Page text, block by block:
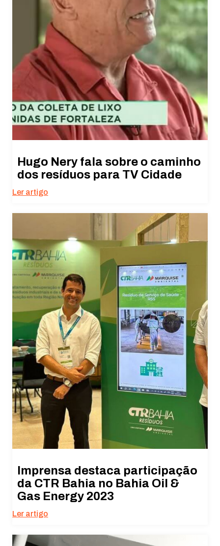
Hugo Nery fala sobre o caminho
dos resíduos para TV Cidade
Ler artigo
Imprensa destaca participação
da CTR Bahia no Bahia Oil &
Gas Energy 2023
Ler artigo